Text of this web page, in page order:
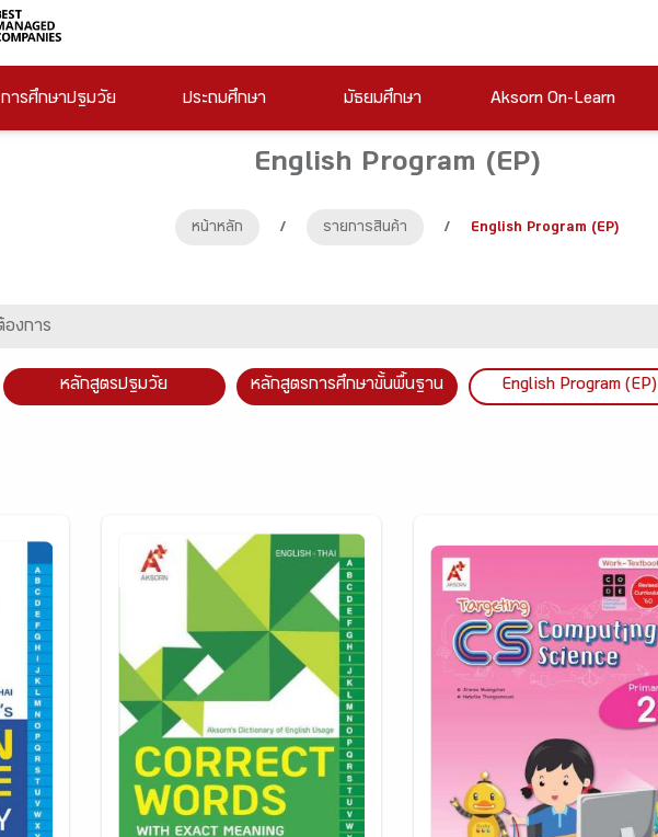
การศึกษาปฐมวัย ประถมศึกษา มัธยมศึกษา Aksorn On-Learn
English Program (EP)
หน้าหลัก / รายการสินค้า / English Program (EP)
หลักสูตรปฐมวัย หลักสูตรการศึกษาขั้นพื้นฐาน English Program (EP)